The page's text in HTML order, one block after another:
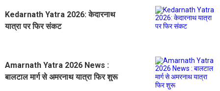
Kedarnath Yatra 2026: केदारनाथ
यात्रा पर फिर संकट
Amarnath Yatra 2026 News :
बालटाल मार्ग से अमरनाथ यात्रा फिर शुरू